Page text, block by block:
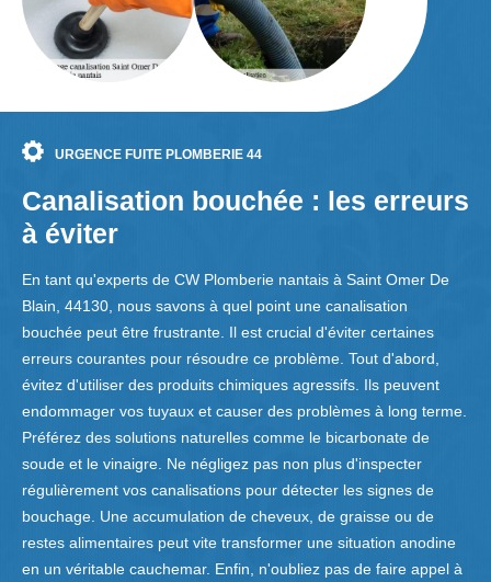
URGENCE FUITE PLOMBERIE 44
Canalisation bouchée : les erreurs
à éviter
En tant qu'experts de CW Plomberie nantais à Saint Omer De
Blain, 44130, nous savons à quel point une canalisation
bouchée peut être frustrante. Il est crucial d'éviter certaines
erreurs courantes pour résoudre ce problème. Tout d'abord,
évitez d'utiliser des produits chimiques agressifs. Ils peuvent
endommager vos tuyaux et causer des problèmes à long terme.
Préférez des solutions naturelles comme le bicarbonate de
soude et le vinaigre. Ne négligez pas non plus d'inspecter
régulièrement vos canalisations pour détecter les signes de
bouchage. Une accumulation de cheveux, de graisse ou de
restes alimentaires peut vite transformer une situation anodine
en un véritable cauchemar. Enfin, n'oubliez pas de faire appel à